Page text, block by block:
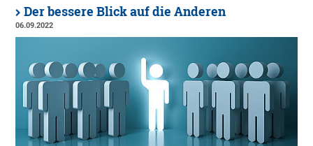
Der bessere Blick auf die Anderen
06.09.2022